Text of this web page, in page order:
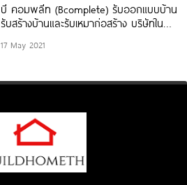
บี คอมพลีท (Bcomplete) รับออกแบบบ้าน
รับสร้างบ้านและรับเหมาก่อสร้าง บริษัทใน
17 May 2021